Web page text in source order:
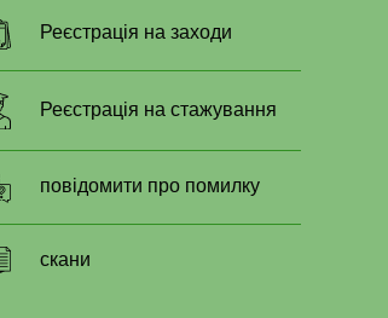
Реєстрація на заходи
Реєстрація на стажування
повідомити про помилку
скани